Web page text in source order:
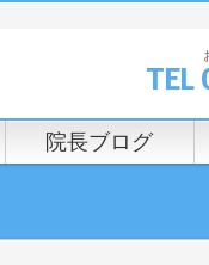
TEL
院長ブログ